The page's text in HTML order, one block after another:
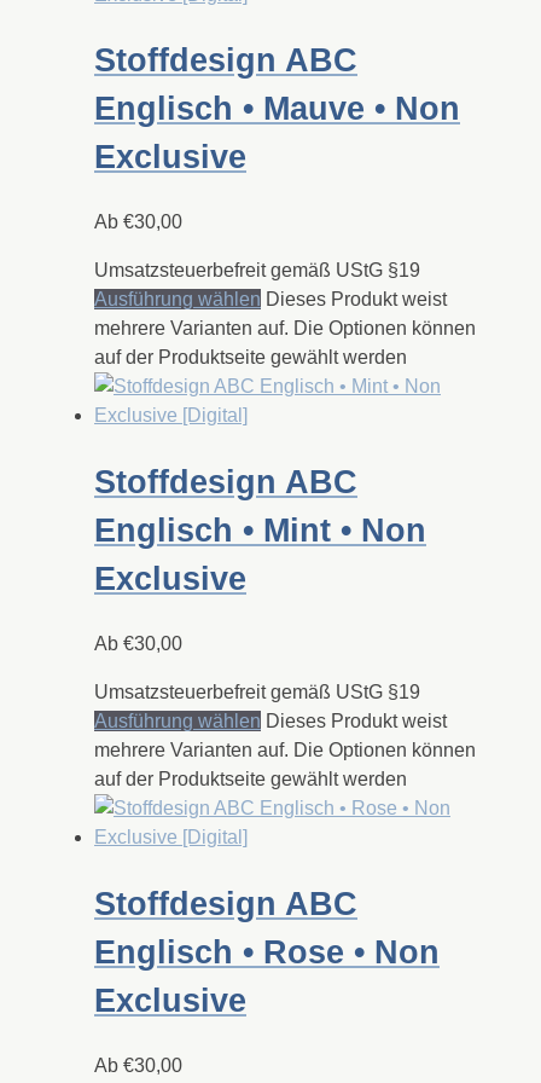
Stoffdesign ABC
Englisch • Mauve • Non
Exclusive
Ab €30,00
Umsatzsteuerbefreit gemäß UStG §19
Ausführung wählen Dieses Produkt weist
mehrere Varianten auf. Die Optionen können
auf der Produktseite gewählt werden
Stoffdesign ABC
Englisch • Mint • Non
Exclusive
Ab €30,00
Umsatzsteuerbefreit gemäß UStG §19
Ausführung wählen Dieses Produkt weist
mehrere Varianten auf. Die Optionen können
auf der Produktseite gewählt werden
Stoffdesign ABC
Englisch • Rose • Non
Exclusive
Ab €30,00